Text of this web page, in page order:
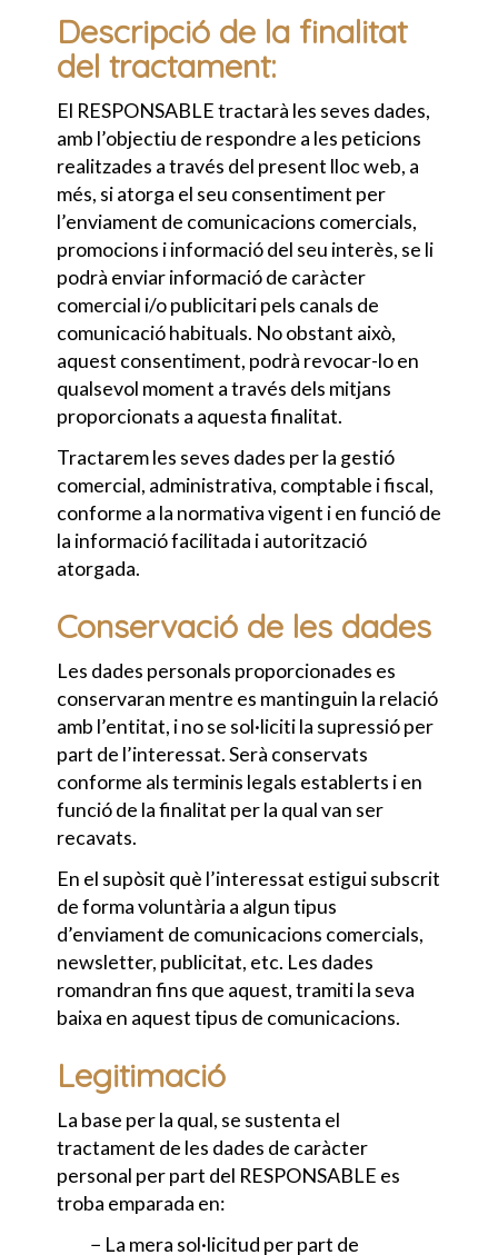
Descripció de la finalitat
del tractament:
El RESPONSABLE tractarà les seves dades,
amb l’objectiu de respondre a les peticions
realitzades a través del present lloc web, a
més, si atorga el seu consentiment per
l’enviament de comunicacions comercials,
promocions i informació del seu interès, se li
podrà enviar informació de caràcter
comercial i/o publicitari pels canals de
comunicació habituals. No obstant això,
aquest consentiment, podrà revocar-lo en
qualsevol moment a través dels mitjans
proporcionats a aquesta finalitat.
Tractarem les seves dades per la gestió
comercial, administrativa, comptable i fiscal,
conforme a la normativa vigent i en funció de
la informació facilitada i autorització
atorgada.
Conservació de les dades
Les dades personals proporcionades es
conservaran mentre es mantinguin la relació
amb l’entitat, i no se sol·liciti la supressió per
part de l’interessat. Serà conservats
conforme als terminis legals establerts i en
funció de la finalitat per la qual van ser
recavats.
En el supòsit què l’interessat estigui subscrit
de forma voluntària a algun tipus
d’enviament de comunicacions comercials,
newsletter, publicitat, etc. Les dades
romandran fins que aquest, tramiti la seva
baixa en aquest tipus de comunicacions.
Legitimació
La base per la qual, se sustenta el
tractament de les dades de caràcter
personal per part del RESPONSABLE es
troba emparada en:
− La mera sol·licitud per part de